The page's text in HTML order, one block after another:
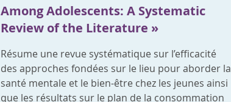
Among Adolescents: A Systematic
Review of the Literature »
Résume une revue systématique sur l’efficacité
des approches fondées sur le lieu pour aborder la
santé mentale et le bien-être chez les jeunes ainsi
que les résultats sur le plan de la consommation